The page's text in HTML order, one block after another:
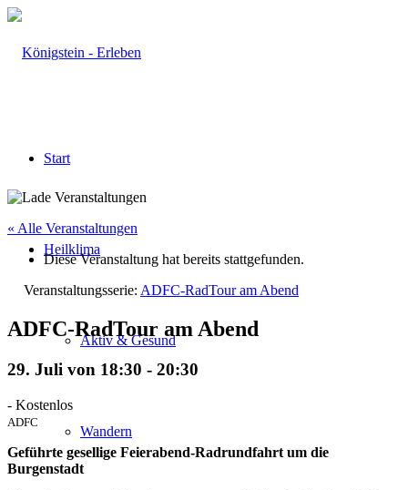
Start
Heilklima
Aktiv & Gesund
Wandern
« Alle Veranstaltungen
Diese Veranstaltung hat bereits stattgefunden.
Veranstaltungsserie: ADFC-RadTour am Abend
ADFC-RadTour am Abend
29. Juli von 18:30 - 20:30
- Kostenlos
ADFC
Geführte gesellige Feierabend-Radrundfahrt um die
Burgenstadt